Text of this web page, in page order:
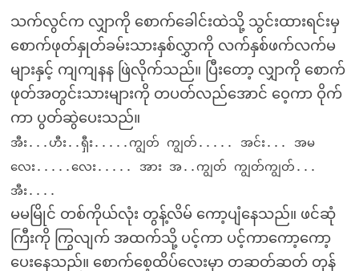
သက်လွင်က လျှာကို စောက်ခေါင်းထဲသို့ သွင်းထားရင်းမှ
စောက်ဖုတ်နှုတ်ခမ်းသားနှစ်လွှာကို လက်နှစ်ဖက်လက်မ
များနှင့် ကျကျနန ဖြဲလိုက်သည်။ ပြီးတော့ လျှာကို စောက်
ဖုတ်အတွင်းသားများကို တပတ်လည်အောင် ဝေ့ကာ ဝိုက်
ကာ ပွတ်ဆွဲပေးသည်။
အီး...ဟီး..ရှီး.....ကျွတ် ကျွတ်..... အင်း... အမ
လေး.....လေး..... အား အ..ကျွတ် ကျွတ်ကျွတ်...
အီး....
မမမြိုင် တစ်ကိုယ်လုံး တွန့်လိမ် ကော့ပျံနေသည်။ ဖင်ဆုံ
ကြီးကို ကြွလျက် အထက်သို့ ပင့်ကာ ပင့်ကာကော့ကော့
ပေးနေသည်။ စောက်စေ့ထိပ်လေးမှာ တဆတ်ဆတ် တုန်